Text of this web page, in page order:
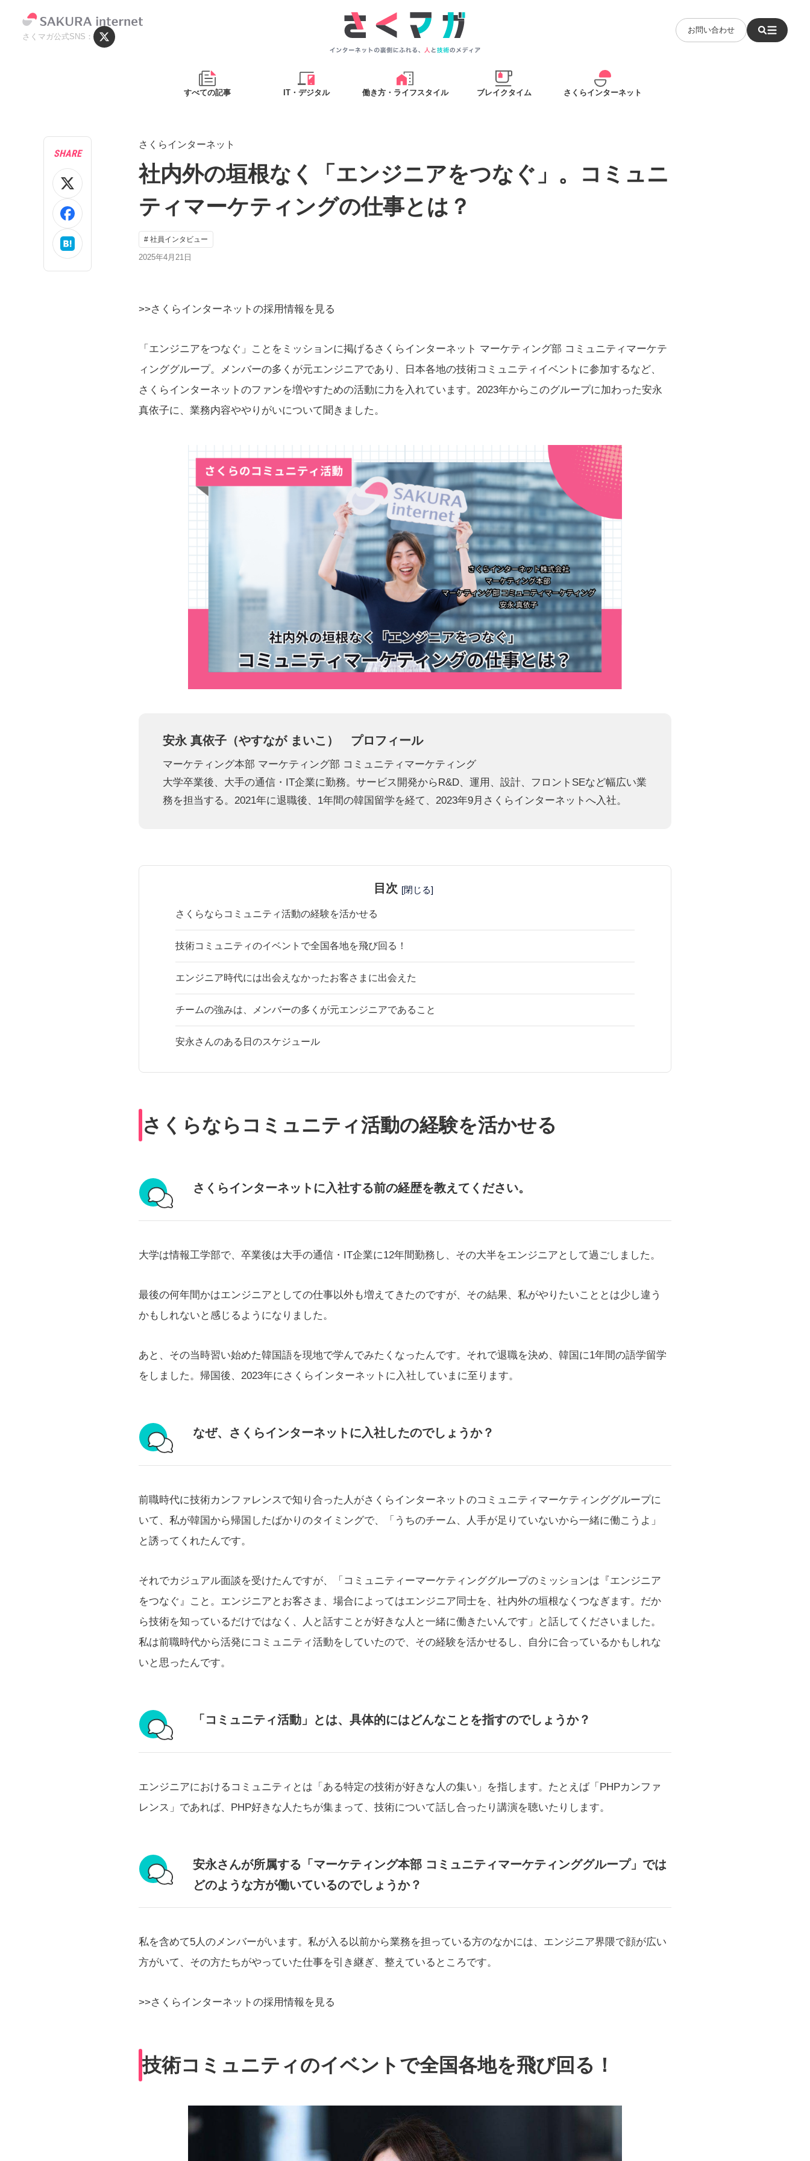
さくマガ公式SNS
お問い合わせ
すべての記事 IT・デジタル 働き方・ライフスタイル ブレイクタイム さくらインターネット
さくらインターネット
社内外の垣根なく「エンジニアをつなぐ」。コミュニ
ティマーケティングの仕事とは？
# 社員インタビュー
2025年4月21日
SHARE
>>さくらインターネットの採用情報を見る
「エンジニアをつなぐ」ことをミッションに掲げるさくらインターネット マーケティング部 コミュニティマーケテ
ィンググループ。メンバーの多くが元エンジニアであり、日本各地の技術コミュニティイベントに参加するなど、
さくらインターネットのファンを増やすための活動に力を入れています。2023年からこのグループに加わった安永
真依子に、業務内容ややりがいについて聞きました。
安永 真依子（やすなが まいこ） プロフィール
マーケティング本部 マーケティング部 コミュニティマーケティング
大学卒業後、大手の通信・IT企業に勤務。サービス開発からR&D、運用、設計、フロントSEなど幅広い業
務を担当する。2021年に退職後、1年間の韓国留学を経て、2023年9月さくらインターネットへ入社。
目次 [閉じる]
さくらならコミュニティ活動の経験を活かせる
技術コミュニティのイベントで全国各地を飛び回る！
エンジニア時代には出会えなかったお客さまに出会えた
チームの強みは、メンバーの多くが元エンジニアであること
安永さんのある日のスケジュール
さくらならコミュニティ活動の経験を活かせる
さくらインターネットに入社する前の経歴を教えてください。
大学は情報工学部で、卒業後は大手の通信・IT企業に12年間勤務し、その大半をエンジニアとして過ごしました。
最後の何年間かはエンジニアとしての仕事以外も増えてきたのですが、その結果、私がやりたいこととは少し違う
かもしれないと感じるようになりました。
あと、その当時習い始めた韓国語を現地で学んでみたくなったんです。それで退職を決め、韓国に1年間の語学留学
をしました。帰国後、2023年にさくらインターネットに入社していまに至ります。
なぜ、さくらインターネットに入社したのでしょうか？
前職時代に技術カンファレンスで知り合った人がさくらインターネットのコミュニティマーケティンググループに
いて、私が韓国から帰国したばかりのタイミングで、「うちのチーム、人手が足りていないから一緒に働こうよ」
と誘ってくれたんです。
それでカジュアル面談を受けたんですが、「コミュニティーマーケティンググループのミッションは『エンジニア
をつなぐ』こと。エンジニアとお客さま、場合によってはエンジニア同士を、社内外の垣根なくつなぎます。だか
ら技術を知っているだけではなく、人と話すことが好きな人と一緒に働きたいんです」と話してくださいました。
私は前職時代から活発にコミュニティ活動をしていたので、その経験を活かせるし、自分に合っているかもしれな
いと思ったんです。
「コミュニティ活動」とは、具体的にはどんなことを指すのでしょうか？
エンジニアにおけるコミュニティとは「ある特定の技術が好きな人の集い」を指します。たとえば「PHPカンファ
レンス」であれば、PHP好きな人たちが集まって、技術について話し合ったり講演を聴いたりします。
安永さんが所属する「マーケティング本部 コミュニティマーケティンググループ」では
どのような方が働いているのでしょうか？
私を含めて5人のメンバーがいます。私が入る以前から業務を担っている方のなかには、エンジニア界隈で顔が広い
方がいて、その方たちがやっていた仕事を引き継ぎ、整えているところです。
>>さくらインターネットの採用情報を見る
技術コミュニティのイベントで全国各地を飛び回る！